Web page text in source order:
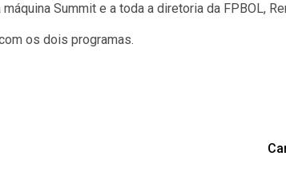
Summit e a toda a diretoria da FPBOL,
os dois programas.